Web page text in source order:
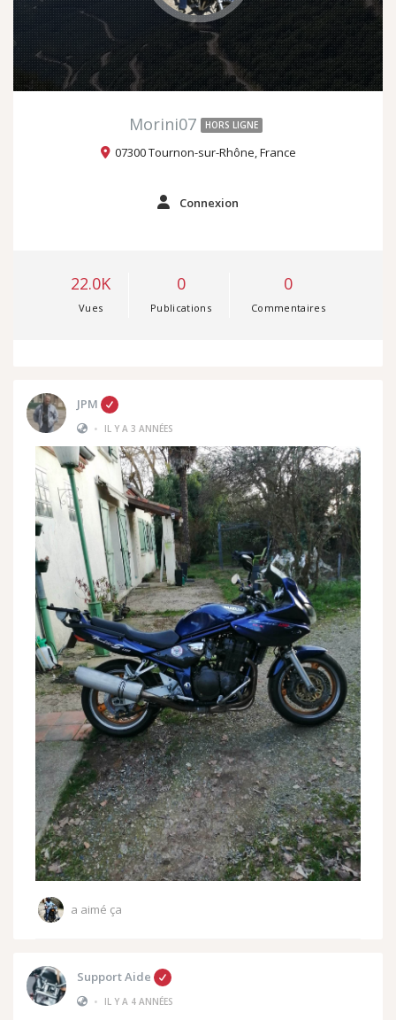
Morini07 HORS LIGNE
07300 Tournon-sur-Rhône, France
Connexion
22.0K
Vues
0
Publications
0
Commentaires
JPM
•
IL Y A 3 ANNÉES
a aimé ça
Support Aide
•
IL Y A 4 ANNÉES